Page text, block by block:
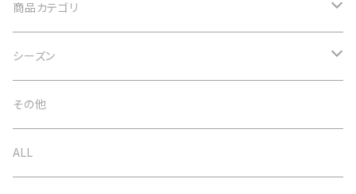
商品カテゴリ
アクセサリー
ネックレス
イヤリング
バッグ
ベルト
シーズン
オケージョン
春夏
その他
ALL